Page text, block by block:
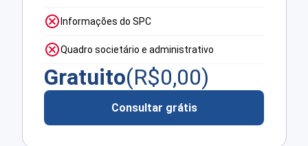
Informações do SPC
Quadro societário e administrativo
Gratuito(R$0,00)
Consultar grátis